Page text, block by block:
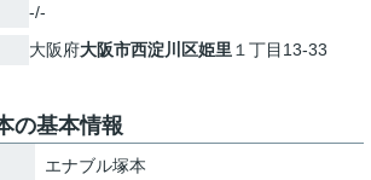
-/-
大阪府大阪市西淀川区姫里 １丁目13-33
の基本情報
エナブル塚本